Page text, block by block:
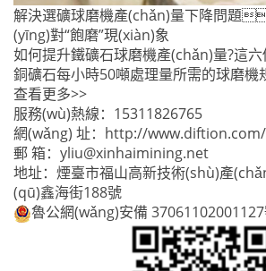
解決選礦球磨機產(chǎn)量下降問題
(yīng)對“飽磨”現(xiàn)象
如何提升鐵礦石球磨機產(chǎn)量?這
銅礦石每小時50噸處理量所需的球磨機
查看更多>>
服務(wù)熱線： 15311826765
網(wǎng) 址： http://www.diftion.com/
郵 箱： yliu@xinhaimining.net
地址：煙臺市福山高新技術(shù)產
(qū)鑫海街188號
魯公網(wǎng)安備